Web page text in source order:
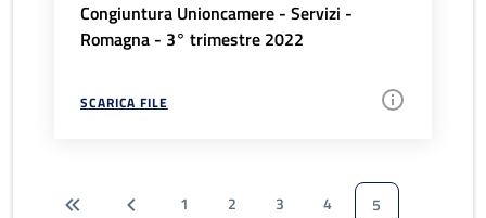
Congiuntura Unioncamere - Servizi -
Romagna - 3° trimestre 2022
SCARICA FILE
1 2 3 4
5